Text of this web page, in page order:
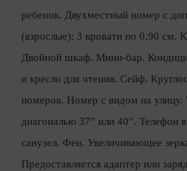
ребенок. Двухместный номер с
(взрослые): 3 кровати по 0,90 см.
Двойной шкаф. Мини-бар.
и кресло для чтения. Сейф.
номеров. Номер с видом на улицу.
диагональю 37” или 40”. Телефон
санузел. Фен. Увеличивающее
Предоставляется адаптер или